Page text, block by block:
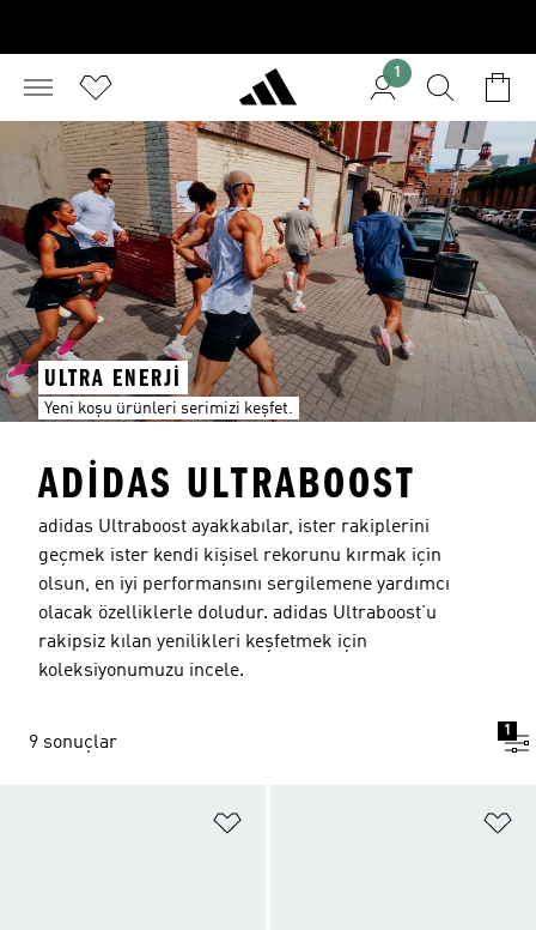
1
ULTRA ENERJİ
Yeni koşu ürünleri serimizi keşfet.
ADIDAS ULTRABOOST
adidas Ultraboost ayakkabılar, ister rakiplerini
geçmek ister kendi kişisel rekorunu kırmak için
olsun, en iyi performansını sergilemene yardımcı
olacak özelliklerle doludur. adidas Ultraboost’u
rakipsiz kılan yenilikleri keşfetmek için
koleksiyonumuzu incele.
9 sonuçlar
1